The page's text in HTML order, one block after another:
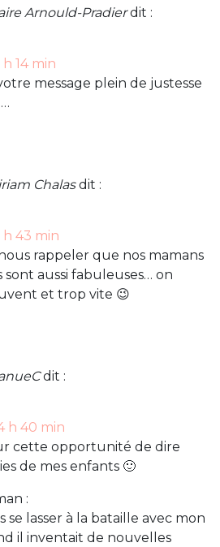
Arnould-Pradier dit :
14 min
message plein de justesse
Chalas dit :
h 43 min
rappeler que nos mamans
aussi fabuleuses… on
et trop vite 😉
dit :
h 40 min
cette opportunité de dire
de mes enfants 🙂
:
se lasser à la bataille avec mon
il inventait de nouvelles